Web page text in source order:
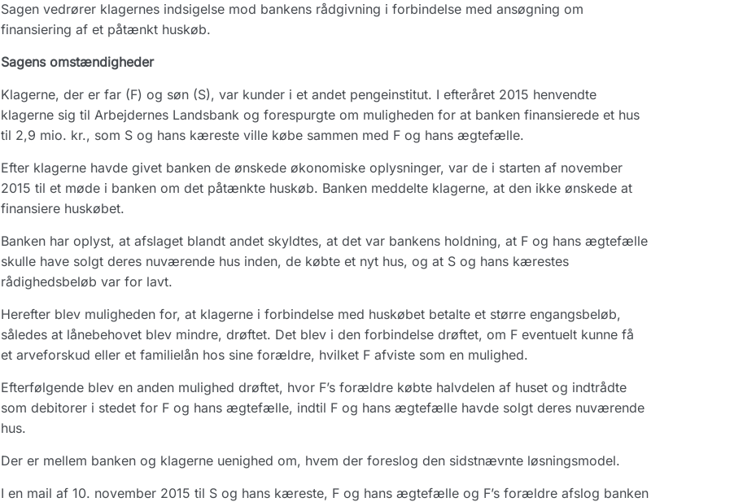
Sagen vedrører klagernes indsigelse mod bankens rådgivning i forbindelse med ansøgning om
finansiering af et påtænkt huskøb.
Sagens omstændigheder
Klagerne, der er far (F) og søn (S), var kunder i et andet pengeinstitut. I efteråret 2015 henvendte
klagerne sig til Arbejdernes Landsbank og forespurgte om muligheden for at banken finansierede et hus
til 2,9 mio. kr., som S og hans kæreste ville købe sammen med F og hans ægtefælle.
Efter klagerne havde givet banken de ønskede økonomiske oplysninger, var de i starten af november
2015 til et møde i banken om det påtænkte huskøb. Banken meddelte klagerne, at den ikke ønskede at
finansiere huskøbet.
Banken har oplyst, at afslaget blandt andet skyldtes, at det var bankens holdning, at F og hans ægtefælle
skulle have solgt deres nuværende hus inden, de købte et nyt hus, og at S og hans kærestes
rådighedsbeløb var for lavt.
Herefter blev muligheden for, at klagerne i forbindelse med huskøbet betalte et større engangsbeløb,
således at lånebehovet blev mindre, drøftet. Det blev i den forbindelse drøftet, om F eventuelt kunne få
et arveforskud eller et familielån hos sine forældre, hvilket F afviste som en mulighed.
Efterfølgende blev en anden mulighed drøftet, hvor F’s forældre købte halvdelen af huset og indtrådte
som debitorer i stedet for F og hans ægtefælle, indtil F og hans ægtefælle havde solgt deres nuværende
hus.
Der er mellem banken og klagerne uenighed om, hvem der foreslog den sidstnævnte løsningsmodel.
I en mail af 10. november 2015 til S og hans kæreste, F og hans ægtefælle og F’s forældre afslog banken